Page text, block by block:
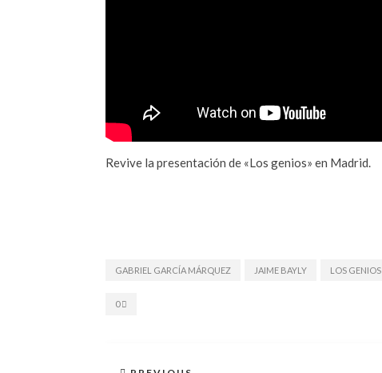
Revive la presentación de «Los genios» en Madrid.
GABRIEL GARCÍA MÁRQUEZ JAIME BAYLY LOS GENIOS
0